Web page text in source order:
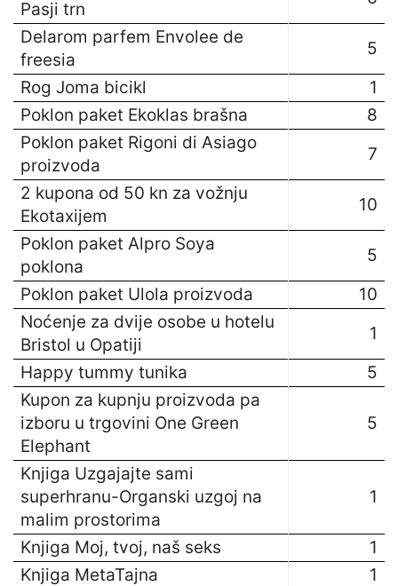
Pasji trn
Delarom parfem Envolee de
freesia
5
Rog Joma bicikl
1
Poklon paket Ekoklas brašna
8
Poklon paket Rigoni di Asiago
proizvoda
7
2 kupona od 50 kn za vožnju
Ekotaxijem
10
Poklon paket Alpro Soya
poklona
5
Poklon paket Ulola proizvoda
10
Noćenje za dvije osobe u hotelu
Bristol u Opatiji
1
Happy tummy tunika
5
Kupon za kupnju proizvoda pa
izboru u trgovini One Green
Elephant
5
Knjiga Uzgajajte sami
superhranu-Organski uzgoj na
malim prostorima
1
Knjiga Moj, tvoj, naš seks
1
Knjiga MetaTajna
1